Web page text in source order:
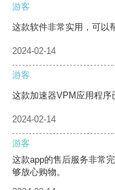
游客
这款软件非常实用，可以
2024-02-14
游客
这款加速器VPM应用程序
2024-02-14
游客
这款app的售后服务非常
够放心购物。